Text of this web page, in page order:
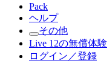
Pack
ヘルプ
その他
Live 12の無償体験
ログイン／登録